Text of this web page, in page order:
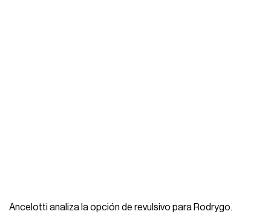
Ancelotti analiza la opción de revulsivo para Rodrygo.